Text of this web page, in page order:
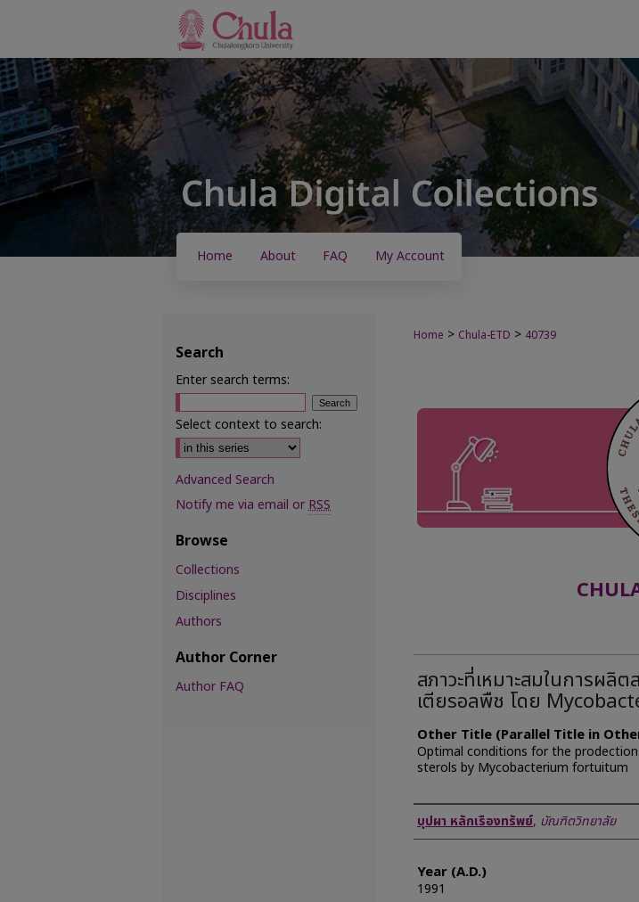
Home About FAQ My Account
Home > Chula-ETD > 40739
สภาวะที่เหมาะสมในการผลิ
เตียรอลพืช โดย
Other Title (Parallel Title in
Optimal conditions for the
sterols by Mycobacterium fortuitum
Author
บุปผา หลักเรืองทรัพย์, บัณฑิตวิทยาลัย
Year (A.D.)
1991
Search
Enter search terms:
Select context to search:
Advanced Search
Notify me via email orRSS
Browse
Collections
Disciplines
Authors
Author Corner
Author FAQ